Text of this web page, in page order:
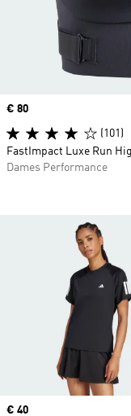
Price
€ 40
Price
€ 80
(101)
FastImpact Luxe Run
Dames Performance